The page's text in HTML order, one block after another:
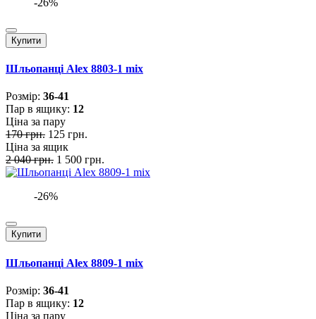
Купити
Шльопанці Alex 8803-1 mix
Розмiр: 36-41
Пар в ящику: 12
Ціна за пару
170 грн. 125 грн.
Ціна за ящик
2 040 грн. 1 500 грн.
-26%
Купити
Шльопанці Alex 8809-1 mix
Розмiр: 36-41
Пар в ящику: 12
Ціна за пару